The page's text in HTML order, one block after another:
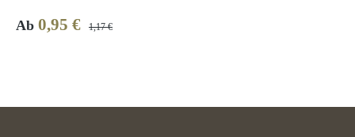
Verkaufspreis:
Ab 0,95 € Regulärer Preis:
1,17 €